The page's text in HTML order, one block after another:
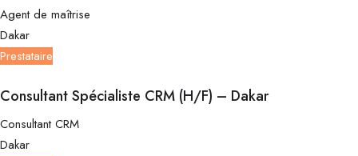
Agent de maîtrise
Dakar
Prestataire
Consultant Spécialiste CRM (H/F) – Dakar
Consultant CRM
Dakar